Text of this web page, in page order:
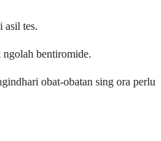
asil tes.
ngolah bentiromide.
obat-obatan sing ora perlu